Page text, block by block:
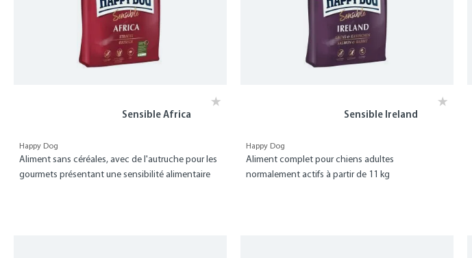
Happy Dog
Sensible Africa
Aliment sans céréales, avec de l'autruche pour les
gourmets présentant une sensibilité alimentaire
Happy Dog
Sensible Ireland
Aliment complet pour chiens adultes
normalement actifs à partir de 11 kg